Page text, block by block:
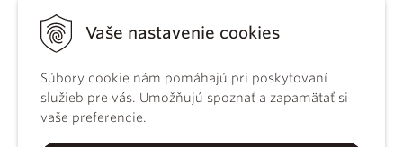
Vaše nastavenie cookies
Súbory cookie nám pomáhajú pri poskytovaní
služieb pre vás. Umožňujú spoznať a zapamätať si
vaše preferencie.
KBS
kánonického
práva
Katechizmus